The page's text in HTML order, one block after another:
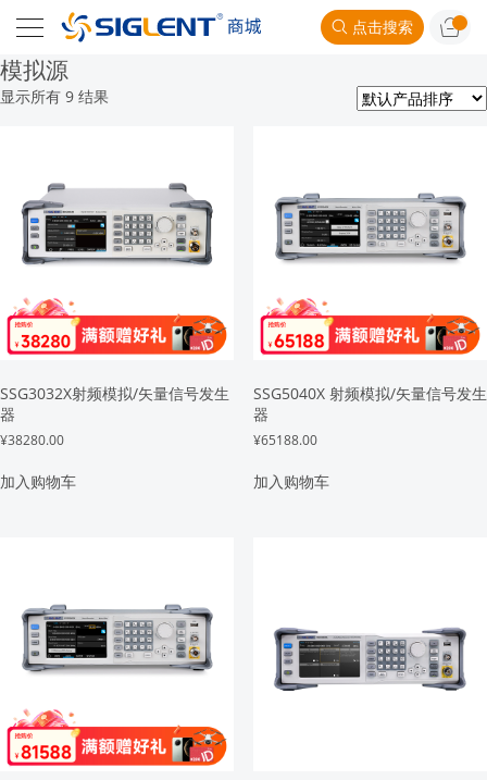
点击搜索
模拟源
显示所有 9 结果
SSG3032X射频模拟/矢量信号发生
器
¥38280.00
加入购物车
SSG5040X 射频模拟/矢量信号发生
器
¥65188.00
加入购物车